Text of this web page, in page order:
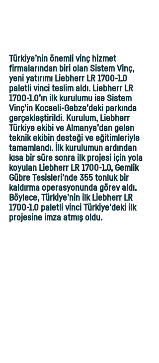
Türkiye’nin önemli vinç hizmet
firmalarından biri olan Sistem Vinç,
yeni yatırımı Liebherr LR 1700-1.0
paletli vinci teslim aldı. Liebherr LR
1700-1.0’ın ilk kurulumu ise Sistem
Vinç’in Kocaeli-Gebze’deki parkında
gerçekleştirildi. Kurulum, Liebherr
Türkiye ekibi ve Almanya’dan gelen
teknik ekibin desteği ve eğitimleriyle
tamamlandı. İlk kurulumun ardından
kısa bir süre sonra ilk projesi için yola
koyulan Liebherr LR 1700-1.0, Gemlik
Gübre Tesisleri’nde 355 tonluk bir
kaldırma operasyonunda görev aldı.
Böylece, Türkiye’nin ilk Liebherr LR
1700-1.0 paletli vinci Türkiye’deki ilk
projesine imza atmış oldu.